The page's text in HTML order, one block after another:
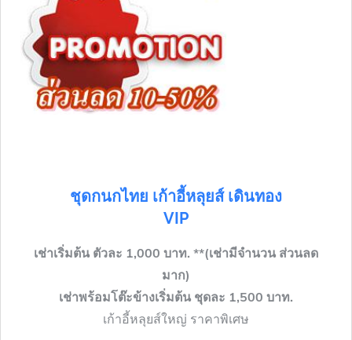
ชุดกนกไทย เก้าอี้หลุยส์ เดินทอง
VIP
เช่าเริ่มต้น ตัวละ 1,000 บาท. **(เช่ามีจำนวน ส่วนลด
มาก)
เช่าพร้อมโต๊ะข้างเริ่มต้น ชุดละ 1,500 บาท.
เก้าอี้หลุยส์ใหญ่ ราคาพิเศษ